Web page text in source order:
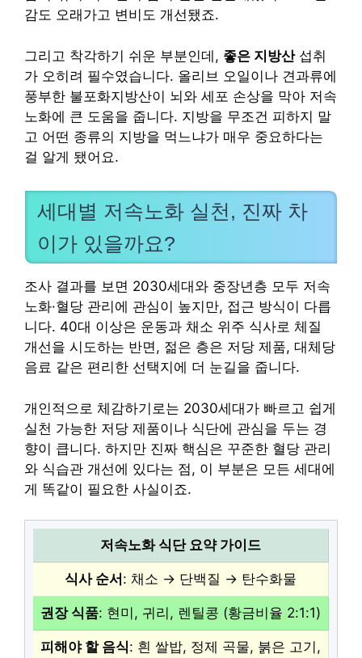
감도 오래가고 변비도 개선됐죠.
그리고 착각하기 쉬운 부분인데, 좋은 지방산섭취
가 오히려 필수였습니다. 올리브 오일이나 견과류에
풍부한 불포화지방산이 뇌와 세포 손상을 막아 저속
노화에 큰 도움을 줍니다. 지방을 무조건 피하지 말
고 어떤 종류의 지방을 먹느냐가 매우 중요하다는
걸 알게 됐어요.
세대별 저속노화 실천, 진짜 차
이가 있을까요?
조사 결과를 보면 2030세대와 중장년층 모두 저속
노화·혈당 관리에 관심이 높지만, 접근 방식이 다릅
니다. 40대 이상은 운동과 채소 위주 식사로 체질
개선을 시도하는 반면, 젊은 층은 저당 제품, 대체당
음료 같은 편리한 선택지에 더 눈길을 줍니다.
개인적으로 체감하기로는 2030세대가 빠르고 쉽게
실천 가능한 저당 제품이나 식단에 관심을 두는 경
향이 큽니다. 하지만 진짜 핵심은 꾸준한 혈당 관리
와 식습관 개선에 있다는 점, 이 부분은 모든 세대에
게 똑같이 필요한 사실이죠.
저속노화 식단 요약 가이드
식사 순서 : 채소 → 단백질 → 탄수화물
권장 식품: 현미, 귀리, 렌틸콩 (황금비율 2:1:1)
피해야 할 음식: 흰 쌀밥, 정제 곡물, 붉은 고기,